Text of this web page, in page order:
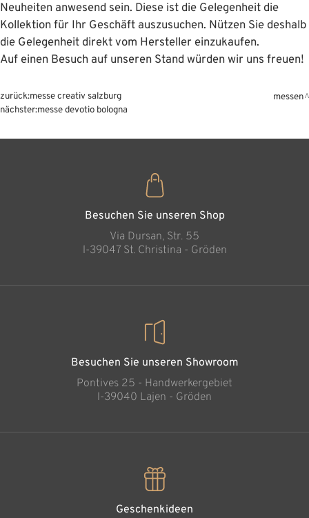
Neuheiten anwesend sein. Diese ist die Gelegenheit die
Kollektion für Ihr Geschäft auszusuchen. Nützen Sie deshalb
die Gelegenheit direkt vom Hersteller einzukaufen.
Auf einen Besuch auf unseren Stand würden wir uns freuen!
zurück:messe creativ salzburg
nächster:messe devotio bologna
messen
Besuchen Sie unseren Shop
Via Dursan, Str. 55
l-39047 St. Christina - Gröden
Besuchen Sie unseren Showroom
Pontives 25 - Handwerkergebiet
l-39040 Lajen - Gröden
Geschenkideen